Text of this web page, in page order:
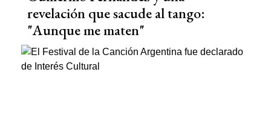
revelación que sacude al tango:
"Aunque me maten"